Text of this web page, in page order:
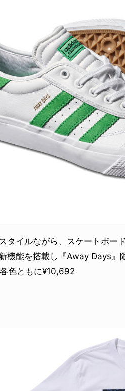
タイルながら、スケートボー
機能を搭載し『Away Days
各色ともに¥10,692